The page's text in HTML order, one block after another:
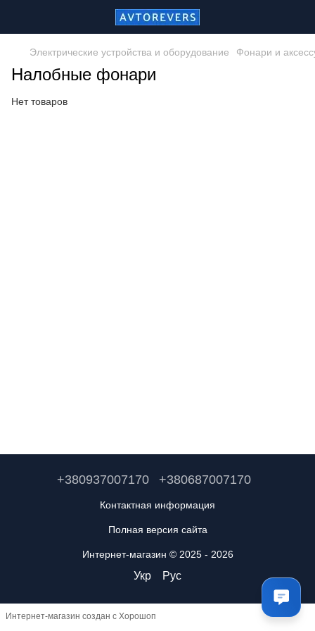
Электрические устройства и оборудование Фонари и
Налобные фонари
Нет товаров
+380937007170 +380687007170
Контактная информация
Полная версия сайта
Интернет-магазин © 2025 - 2026
Укр Рус
Интернет-магазин создан с Хорошоп